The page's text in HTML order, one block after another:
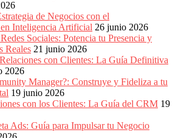
de Negocios con el
Inteligencia Artificial 26 junio 2026
Sociales: Potencia tu Presencia y
Reales 21 junio 2026
con Clientes: La Guía Definitiva
2026
Manager?: Construye y Fideliza a tu
19 junio 2026
con los Clientes: La Guía del CRM 19
Ads: Guía para Impulsar tu Negocio